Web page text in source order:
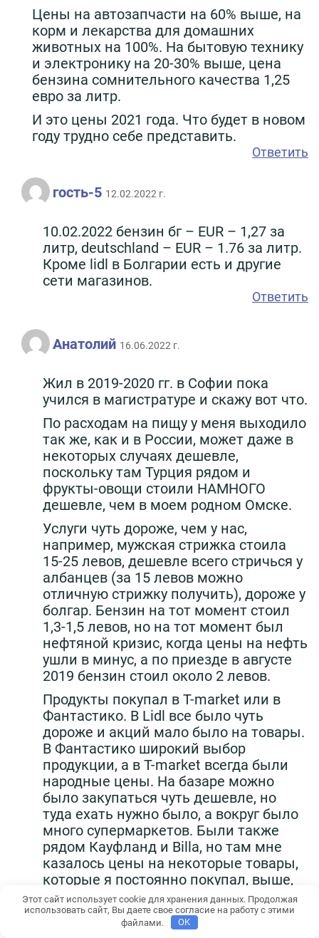
Цены на автозапчасти на 60% выше, на
корм и лекарства для домашних
животных на 100%. На бытовую технику
и электронику на 20-30% выше, цена
бензина сомнительного качества 1,25
евро за литр.
И это цены 2021 года. Что будет в новом
году трудно себе представить.
Ответить
гость-5 12.02.2022 г.
10.02.2022 бензин бг – EUR – 1,27 за
литр, deutschland – EUR – 1.76 за литр.
Кроме lidl в Болгарии есть и другие
сети магазинов.
Ответить
Анатолий 16.06.2022 г.
Жил в 2019-2020 гг. в Софии пока
учился в магистратуре и скажу вот что.
По расходам на пищу у меня выходило
так же, как и в России, может даже в
некоторых случаях дешевле,
поскольку там Турция рядом и
фрукты-овощи стоили НАМНОГО
дешевле, чем в моем родном Омске.
Услуги чуть дороже, чем у нас,
например, мужская стрижка стоила
15-25 левов, дешевле всего стричься у
албанцев (за 15 левов можно
отличную стрижку получить), дороже у
болгар. Бензин на тот момент стоил
1,3-1,5 левов, но на тот момент был
нефтяной кризис, когда цены на нефть
ушли в минус, а по приезде в августе
2019 бензин стоил около 2 левов.
Продукты покупал в T-market или в
Фантастико. В Lidl все было чуть
дороже и акций мало было на товары.
В Фантастико широкий выбор
продукции, а в T-market всегда были
народные цены. На базаре можно
было закупаться чуть дешевле, но
туда ехать нужно было, а вокруг было
много супермаркетов. Были также
рядом Кауфланд и Billa, но там мне
казалось цены на некоторые товары,
которые я постоянно покупал, выше,
чем в том же Фантастико. Обычно я
смотрел в интернете акции и шел туда,
где было больше акций на те товары,
Этот сайт использует cookie для хранения данных. Продолжая
использовать сайт, Вы даете свое согласие на работу с этими
файлами.
OK